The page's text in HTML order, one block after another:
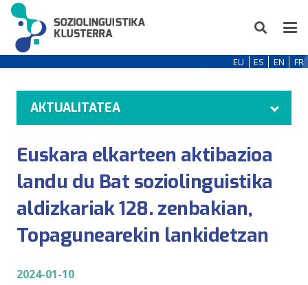
EU ES EN FR
AKTUALITATEA
Euskara elkarteen aktibazioa
landu du Bat soziolinguistika
aldizkariak 128. zenbakian,
Topagunearekin lankidetzan
2024-01-10